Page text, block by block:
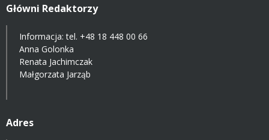
Główni Redaktorzy
Informacja: tel. +48 18 448 00 66
Anna Golonka
Renata Jachimczak
Małgorzata Jarząb
Adres